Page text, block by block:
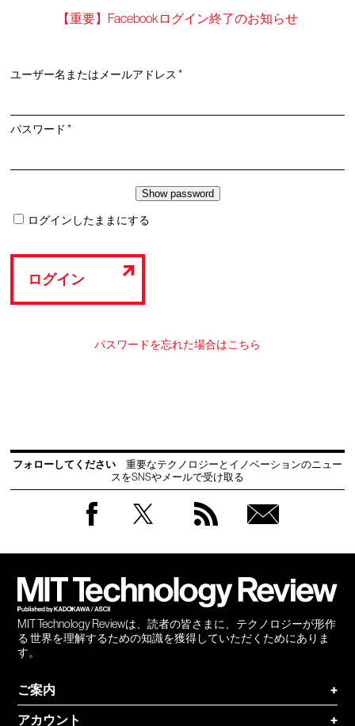
【重要】Facebookログイン終了のお知らせ
ユーザー名またはメールアドレス*必
パスワード*必
ログインしたままにする
ログイン
パスワードを忘れた場合はこちら
フォローしてください
重要なテクノロジーとイノベーションのニュー
スをSNSやメールで受け取る
MIT Technology Reviewは、読者の皆さまに、テクノロジーが形作
る 世界を理解するための知識を獲得していただくためにありま
す。
ご案内
+
アカウント
+